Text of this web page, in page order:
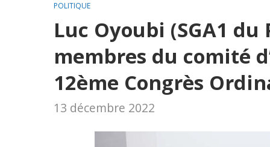
POLITIQUE
Luc Oyoubi (SGA1
membres du comité
12ème Congrès
13 décembre 2022